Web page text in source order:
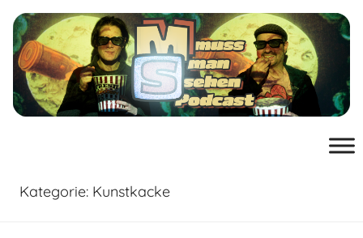
Zum
Inhalt
springen
man
mussmansehen.de
Kategorie: Kunstkacke